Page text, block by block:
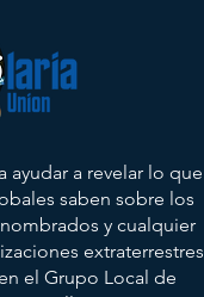
ayudar a revelar lo que
saben sobre los
y cualquier
extraterrestres
el Grupo Local de